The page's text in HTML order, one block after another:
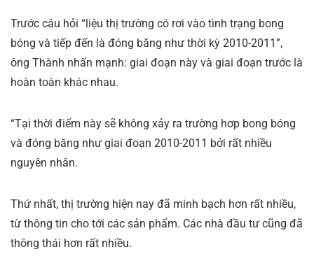
Trước câu hỏi “liệu thị trường có rơi vào tình trạng bong
bóng và tiếp đến là đóng băng như thời kỳ 2010-2011”,
ông Thành nhấn mạnh: giai đoạn này và giai đoạn trước là
hoàn toàn khác nhau.
“Tại thời điểm này sẽ không xảy ra trường hơp bong bóng
và đóng băng như giai đoạn 2010-2011 bởi rất nhiều
nguyên nhân.
Thứ nhất, thị trường hiện nay đã minh bạch hơn rất nhiều,
từ thông tin cho tới các sản phẩm. Các nhà đầu tư cũng đã
thông thái hơn rất nhiều.